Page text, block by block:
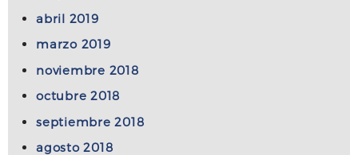
abril 2019
marzo 2019
noviembre 2018
octubre 2018
septiembre 2018
agosto 2018